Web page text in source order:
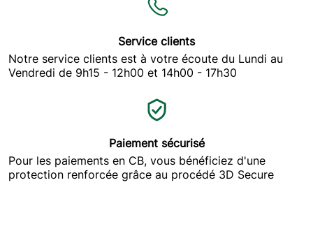
Service clients
Notre service clients est à votre écoute du Lundi au
Vendredi de 9h15 - 12h00 et 14h00 - 17h30
Paiement sécurisé
Pour les paiements en CB, vous bénéficiez d'une
protection renforcée grâce au procédé 3D Secure